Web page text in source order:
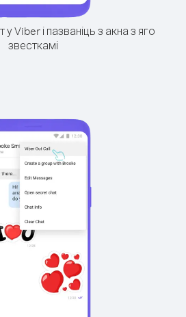
Viber і пазваніць з акна з яго
звесткамі